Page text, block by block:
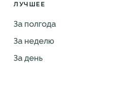
ЛУЧШЕЕ
За полгода
За неделю
За день